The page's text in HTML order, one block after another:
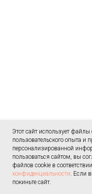
Этот сайт использует
пользовательского опыта и
персонализированной
пользоваться сайтом, вы
файлов cookie в
конфиденциальности. Если
покиньте сайт.